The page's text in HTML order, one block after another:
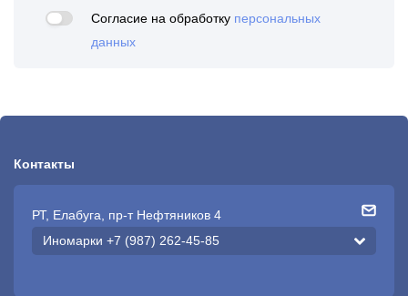
Согласие на обработку персональных
данных
Контакты
РТ, Елабуга, пр-т Нефтяников 4
Иномарки +7 (987) 262-45-85